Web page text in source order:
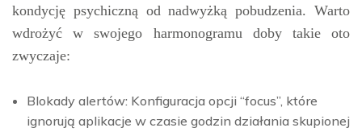
kondycję psychiczną od nadwyżką pobudzenia. Warto
wdrożyć w swojego harmonogramu doby takie oto
zwyczaje:
Blokady alertów: Konfiguracja opcji “focus”, które
ignorują aplikacje w czasie godzin działania skupionej